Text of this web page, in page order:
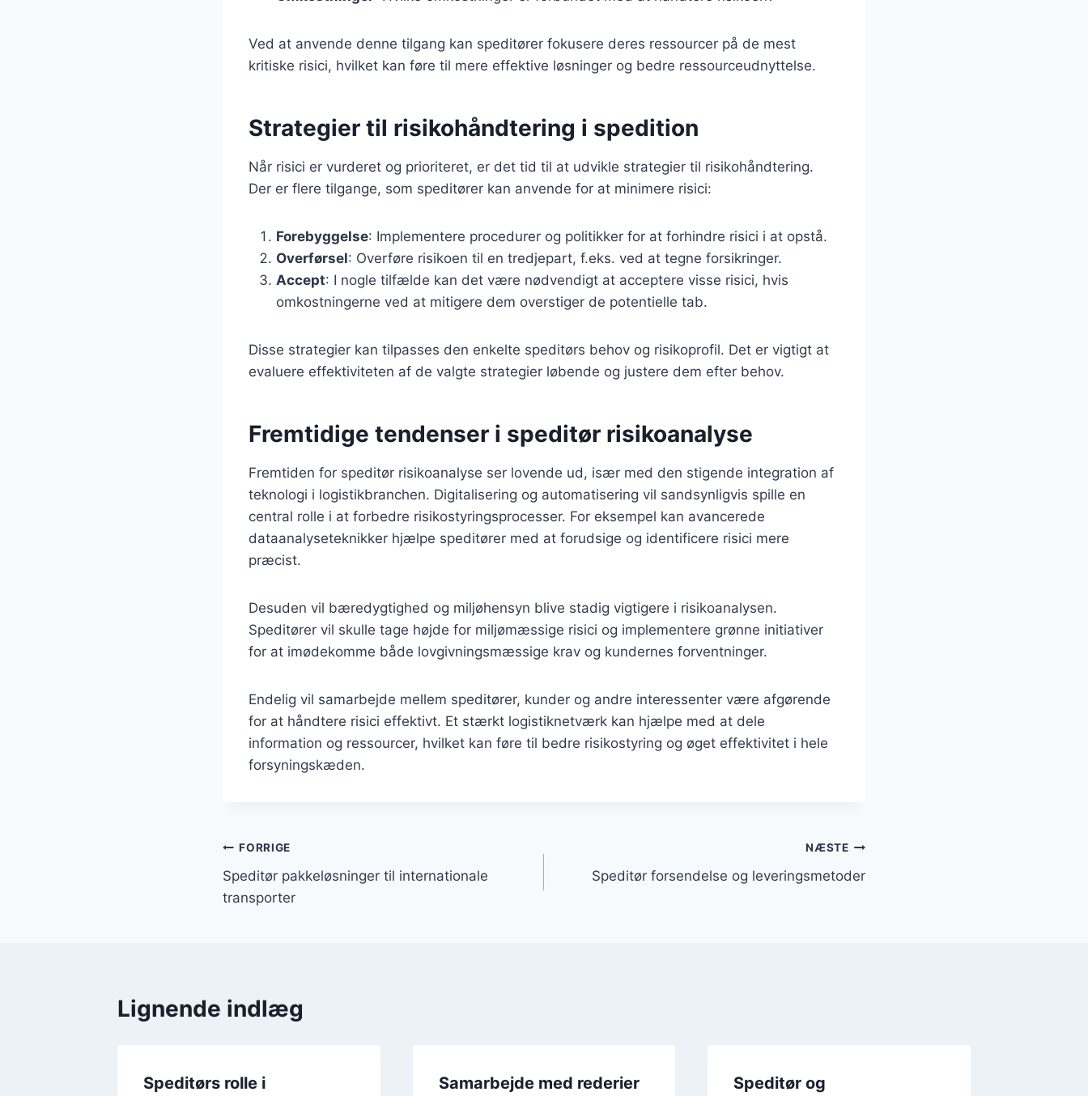
Ved at anvende denne tilgang kan speditører fokusere deres ressourcer på de mest
kritiske risici, hvilket kan føre til mere effektive løsninger og bedre ressourceudnyttelse.
Strategier til risikohåndtering i spedition
Når risici er vurderet og prioriteret, er det tid til at udvikle strategier til risikohåndtering.
Der er flere tilgange, som speditører kan anvende for at minimere risici:
Forebyggelse: Implementere procedurer og politikker for at forhindre risici i at opstå.
Overførsel: Overføre risikoen til en tredjepart, f.eks. ved at tegne forsikringer.
Accept: I nogle tilfælde kan det være nødvendigt at acceptere visse risici, hvis
omkostningerne ved at mitigere dem overstiger de potentielle tab.
Disse strategier kan tilpasses den enkelte speditørs behov og risikoprofil. Det er vigtigt at
evaluere effektiviteten af de valgte strategier løbende og justere dem efter behov.
Fremtidige tendenser i speditør risikoanalyse
Fremtiden for speditør risikoanalyse ser lovende ud, især med den stigende integration af
teknologi i logistikbranchen. Digitalisering og automatisering vil sandsynligvis spille en
central rolle i at forbedre risikostyringsprocesser. For eksempel kan avancerede
dataanalyseteknikker hjælpe speditører med at forudsige og identificere risici mere
præcist.
Desuden vil bæredygtighed og miljøhensyn blive stadig vigtigere i risikoanalysen.
Speditører vil skulle tage højde for miljømæssige risici og implementere grønne initiativer
for at imødekomme både lovgivningsmæssige krav og kundernes forventninger.
Endelig vil samarbejde mellem speditører, kunder og andre interessenter være afgørende
for at håndtere risici effektivt. Et stærkt logistiknetværk kan hjælpe med at dele
information og ressourcer, hvilket kan føre til bedre risikostyring og øget effektivitet i hele
forsyningskæden.
Indlægsnavigation
FORRIGE
Speditør pakkeløsninger til internationale
transporter
NÆSTE
Speditør forsendelse og leveringsmetoder
Lignende indlæg
Speditørs rolle i Samarbejde med rederier Speditør og